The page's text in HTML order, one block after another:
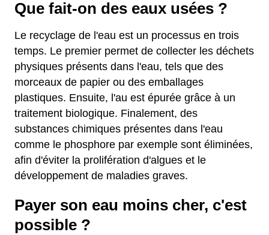
Que fait-on des eaux usées ?
Le recyclage de l'eau est un processus en trois
temps. Le premier permet de collecter les déchets
physiques présents dans l'eau, tels que des
morceaux de papier ou des emballages
plastiques. Ensuite, l'au est épurée grâce à un
traitement biologique. Finalement, des
substances chimiques présentes dans l'eau
comme le phosphore par exemple sont éliminées,
afin d'éviter la prolifération d'algues et le
développement de maladies graves.
Payer son eau moins cher, c'est
possible ?